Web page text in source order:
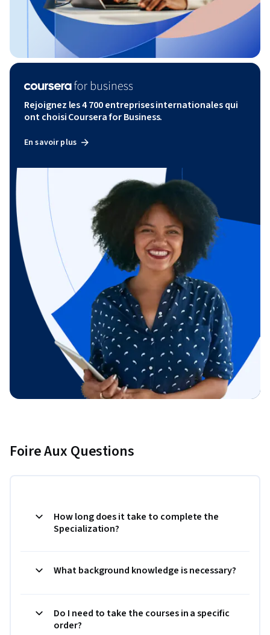
Rejoignez les 4 700 entreprises internationales qui
ont choisi Coursera for Business.
En savoir plus
Foire Aux Questions
How long does it take to complete the
Specialization?
What background knowledge is necessary?
Do I need to take the courses in a specific
order?